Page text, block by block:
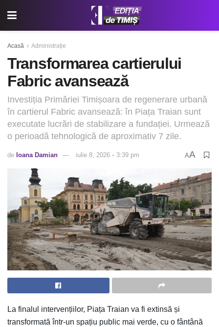
Acasă Administrație
Transformarea cartierului
Fabric avansează
Investiția Primăriei Timișoara de regenerare urbană
în cartierul Fabric avansează: în Piața Traian sunt
executate lucrări de stabilizare a fundației. Urmează
o perioadă tehnologică de aproximativ 7 zile.
de Ioana Damian iulie 8, 2026 ◦ 3:39 pm AA
La finalul intervențiilor, Piața Traian va fi extinsă și
transformată într-un spațiu public mai verde, cu o fântână